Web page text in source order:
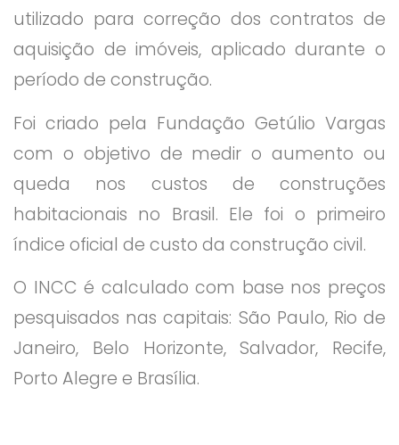
utilizado para correção dos contratos de
aquisição de imóveis, aplicado durante o
período de construção.
Foi criado pela Fundação Getúlio Vargas
com o objetivo de medir o aumento ou
queda nos custos de construções
habitacionais no Brasil. Ele foi o primeiro
índice oficial de custo da construção civil.
O INCC é calculado com base nos preços
pesquisados nas capitais: São Paulo, Rio de
Janeiro, Belo Horizonte, Salvador, Recife,
Porto Alegre e Brasília.